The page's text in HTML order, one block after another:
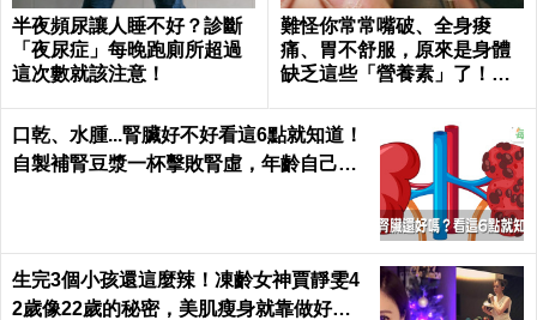
半夜頻尿讓人睡不好？診斷
「夜尿症」每晚跑廁所超過
這次數就該注意！
難怪你常常嘴破、全身痠
痛、胃不舒服，原來是身體
缺乏這些「營養素」了！｜
口乾、水腫...腎臟好不好看這6點就知道！
自製補腎豆漿一杯擊敗腎虛，年齡自己決
生完3個小孩還這麼辣！凍齡女神賈靜雯4
2歲像22歲的秘密，美肌瘦身就靠做好這3